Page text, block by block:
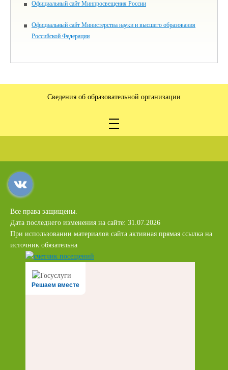
Официальный сайт Минпросвещения России
Официальный сайт Министерства науки и высшего образования
Российской Федерации
Сведения об образовательной организации
Все права защищены.
Дата последнего изменения на сайте: 31.07.2026
При использовании материалов сайта активная прямая ссылка на
источник обязательна
Решаем вместе